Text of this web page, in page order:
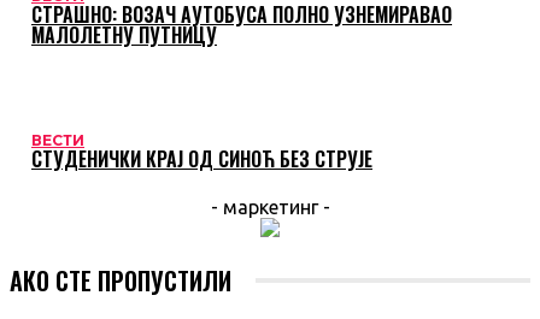
СТРАШНО: ВОЗАЧ АУТОБУСА ПОЛНО УЗНЕМИРАВАО
МАЛОЛЕТНУ ПУТНИЦУ
ВЕСТИ
СТУДЕНИЧКИ КРАЈ ОД СИНОЋ БЕЗ СТРУЈЕ
- маркетинг -
АКО СТЕ ПРОПУСТИЛИ